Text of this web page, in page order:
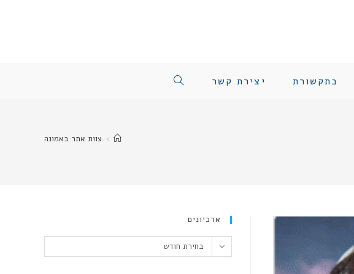
בתקשורת יצירת קשר TOGGLE
> צוות אתר באמונה
ארכיונים
בחירת חודש